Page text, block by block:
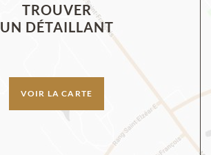
TROUVER
UN DÉTAILLANT
VOIR LA CARTE